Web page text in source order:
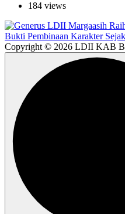
184 views
Copyright © 2026 LDII KAB